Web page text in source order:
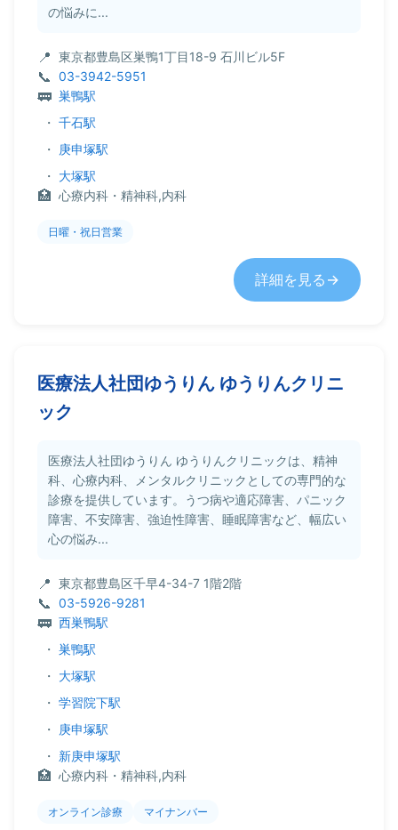
の悩みに...
東京都豊島区巣鴨1丁目18-9 石川ビル5F
03-3942-5951
巣鴨駅
・ 千石駅
・
庚申塚駅
・ 大塚駅
心療内科・精神科,内科
日曜・祝日営業
詳細を見る
医療法人社団ゆうりん ゆうりんクリニ
ック
医療法人社団ゆうりん ゆうりんクリニックは、精神
科、心療内科、メンタルクリニックとしての専門的な
診療を提供しています。うつ病や適応障害、パニック
障害、不安障害、強迫性障害、睡眠障害など、幅広い
心の悩み...
東京都豊島区千早4-34-7 1階2階
03-5926-9281
西巣鴨駅
・ 巣鴨駅
・ 大塚駅
・ 学習院下駅
・
庚申塚駅
・ 新庚申塚駅
心療内科・精神科,内科
オンライン診療 マイナンバー